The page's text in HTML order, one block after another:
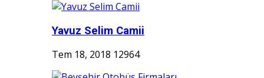
Yavuz Selim Camii
Tem 18, 2018 12964